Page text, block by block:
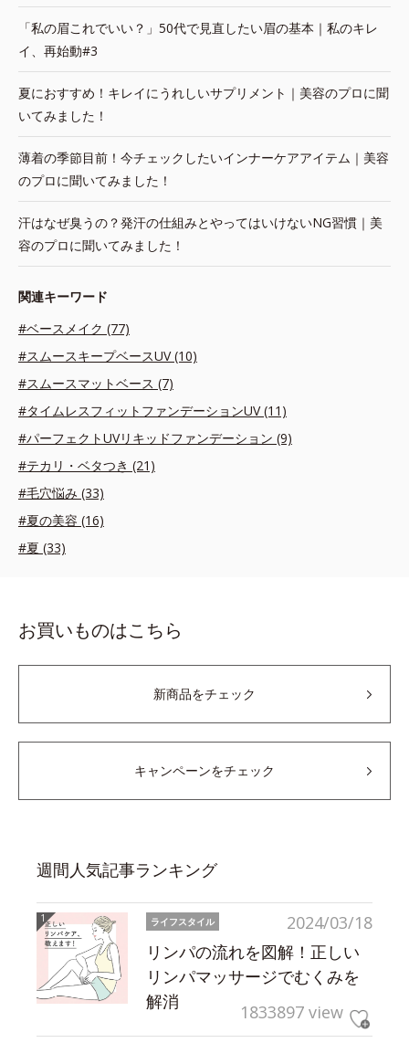
「私の眉これでいい？」50代で見直したい眉の基本｜私のキレ
イ、再始動#3
夏におすすめ！キレイにうれしいサプリメント｜美容のプロに聞
いてみました！
薄着の季節目前！今チェックしたいインナーケアアイテム｜美容
のプロに聞いてみました！
汗はなぜ臭うの？発汗の仕組みとやってはいけないNG習慣｜美
容のプロに聞いてみました！
関連キーワード
#ベースメイク (77)
#スムースキープベースUV (10)
#スムースマットベース (7)
#タイムレスフィットファンデーションUV (11)
#パーフェクトUVリキッドファンデーション (9)
#テカリ・ベタつき (21)
#毛穴悩み (33)
#夏の美容 (16)
#夏 (33)
お買いものはこちら
新商品をチェック
キャンペーンをチェック
週間人気記事ランキング
2024/03/18
ライフスタイル
リンパの流れを図解！正しい
リンパマッサージでむくみを
解消
1833897 view